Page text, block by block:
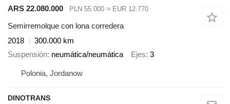
ARS 22.080.000
PLN 55.000 ≈ EUR 12.770
Semirremolque con lona corredera
2018
300.000 km
Suspensión neumática/neumática Ejes 3
Polonia, Jordanow
DINOTRANS